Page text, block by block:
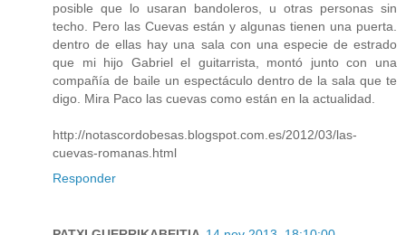
posible que lo usaran bandoleros, u otras personas sin
techo. Pero las Cuevas están y algunas tienen una puerta.
dentro de ellas hay una sala con una especie de estrado
que mi hijo Gabriel el guitarrista, montó junto con una
compañía de baile un espectáculo dentro de la sala que te
digo. Mira Paco las cuevas como están en la actualidad.
http://notascordobesas.blogspot.com.es/2012/03/las-
cuevas-romanas.html
Responder